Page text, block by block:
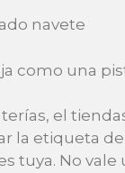
navete
como una
el
la etiqueta
No vale